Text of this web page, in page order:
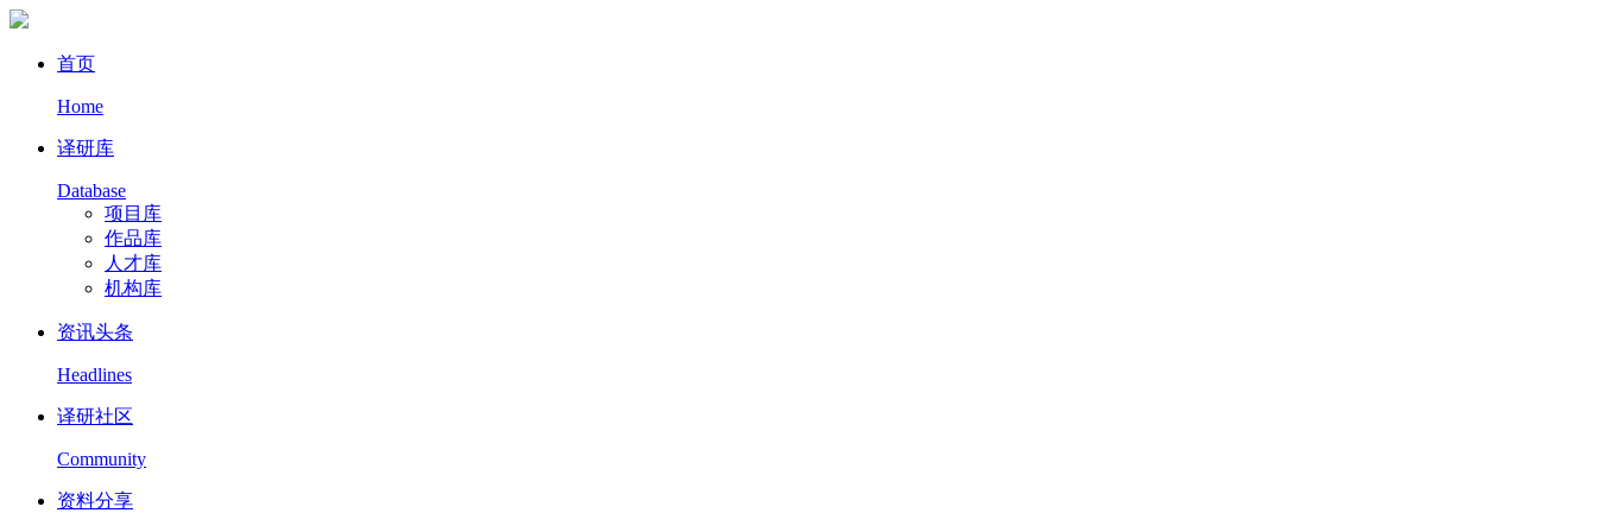
首页
Home
译研库
Database
项目库
作品库
人才库
机构库
资讯头条
Headlines
译研社区
Community
资料分享